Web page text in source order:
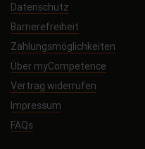
Datenschutz
Barrierefreiheit
Zahlungsmöglichkeiten
Über myCompetence
Vertrag widerrufen
Impressum
FAQs